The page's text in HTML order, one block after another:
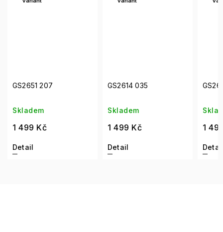
GS2651 207
Skladem
1 499 Kč
Detail
GS2614 035
Skladem
1 499 Kč
Detail
1